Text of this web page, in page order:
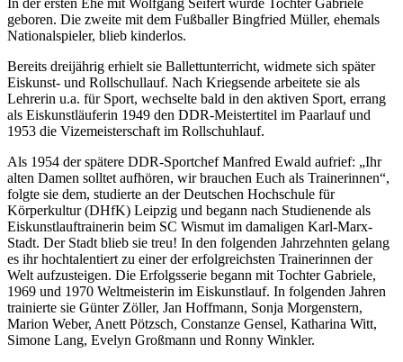
In der ersten Ehe mit Wolfgang Seifert wurde Tochter Gabriele
geboren. Die zweite mit dem Fußballer Bingfried Müller, ehemals
Nationalspieler, blieb kinderlos.
Bereits dreijährig erhielt sie Ballettunterricht, widmete sich später
Eiskunst- und Rollschullauf. Nach Kriegsende arbeitete sie als
Lehrerin u.a. für Sport, wechselte bald in den aktiven Sport, errang
als Eiskunstläuferin 1949 den DDR-Meistertitel im Paarlauf und
1953 die Vizemeisterschaft im Rollschuhlauf.
Als 1954 der spätere DDR-Sportchef Manfred Ewald aufrief: „Ihr
alten Damen solltet aufhören, wir brauchen Euch als Trainerinnen“,
folgte sie dem, studierte an der Deutschen Hochschule für
Körperkultur (DHfK) Leipzig und begann nach Studienende als
Eiskunstlauftrainerin beim SC Wismut im damaligen Karl-Marx-
Stadt. Der Stadt blieb sie treu! In den folgenden Jahrzehnten gelang
es ihr hochtalentiert zu einer der erfolgreichsten Trainerinnen der
Welt aufzusteigen. Die Erfolgsserie begann mit Tochter Gabriele,
1969 und 1970 Weltmeisterin im Eiskunstlauf. In folgenden Jahren
trainierte sie Günter Zöller, Jan Hoffmann, Sonja Morgenstern,
Marion Weber, Anett Pötzsch, Constanze Gensel, Katharina Witt,
Simone Lang, Evelyn Großmann und Ronny Winkler.